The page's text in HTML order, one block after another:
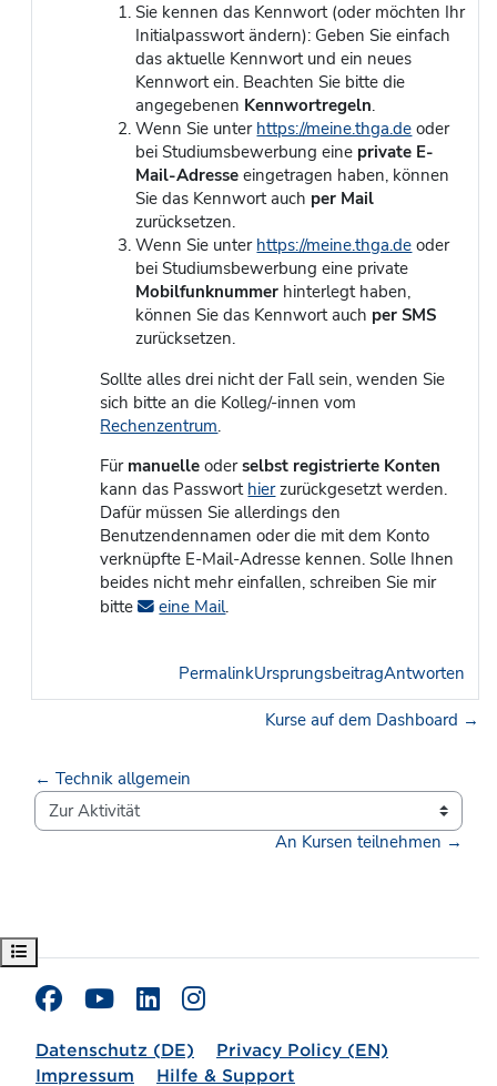
Kursindex öffnen
Sie kennen das Kennwort (oder möchten Ihr
Initialpasswort ändern): Geben Sie einfach
das aktuelle Kennwort und ein neues
Kennwort ein. Beachten Sie bitte die
angegebenen Kennwortregeln.
Wenn Sie unter https://meine.thga.de oder
bei Studiumsbewerbung eine private E-
Mail-Adresse eingetragen haben, können
Sie das Kennwort auch per Mail
zurücksetzen.
Wenn Sie unter https://meine.thga.de oder
bei Studiumsbewerbung eine private
Mobilfunknummer hinterlegt haben,
können Sie das Kennwort auch per SMS
zurücksetzen.
Sollte alles drei nicht der Fall sein, wenden Sie
sich bitte an die Kolleg/-innen vom
Rechenzentrum.
Für manuelleoderselbst registrierte Konten
kann das Passwort hierzurückgesetzt werden.
Dafür müssen Sie allerdings den
Benutzendennamen oder die mit dem Konto
verknüpfte E-Mail-Adresse kennen. Solle Ihnen
beides nicht mehr einfallen, schreiben Sie mir
bitte
eine Mail.
PermalinkUrsprungsbeitragAntworten
Kurse auf dem Dashboard →
← Technik allgemein
Zur Aktivität
An Kursen teilnehmen →
Datenschutz (DE)
Privacy Policy (EN)
Impressum
Hilfe & Support